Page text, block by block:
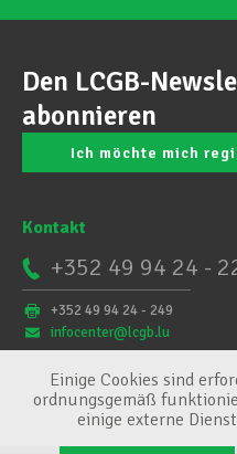
Den LCGB-
abonnieren
Ich möchte mich
Kontakt
+352 49 94 24 -
+352 49 94 24 - 249
infocenter@lcgb.lu
Einige Cookies sind
ordnungsgemäß
einige externe